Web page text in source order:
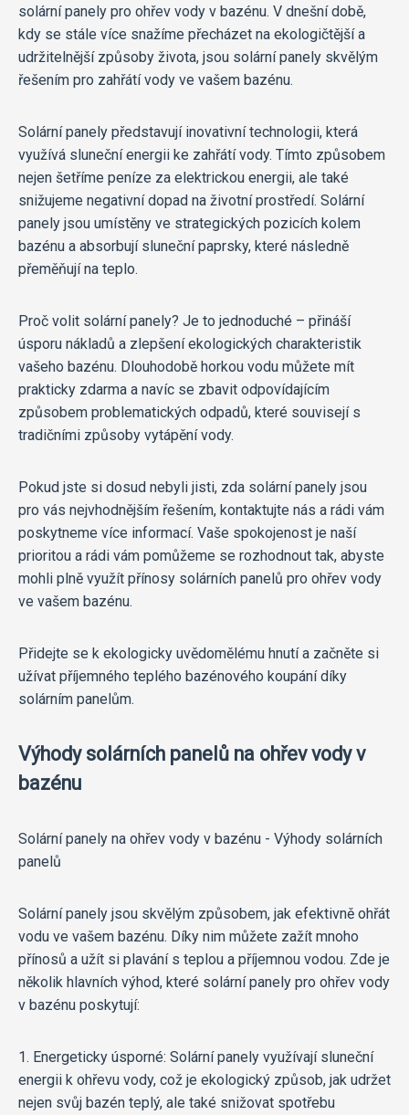
solární panely pro ohřev vody v bazénu. V dnešní době,
kdy se stále více snažíme přecházet na ekologičtější a
udržitelnější způsoby života, jsou solární panely skvělým
řešením pro zahřátí vody ve vašem bazénu.
Solární panely představují inovativní technologii, která
využívá sluneční energii ke zahřátí vody. Tímto způsobem
nejen šetříme peníze za elektrickou energii, ale také
snižujeme negativní dopad na životní prostředí. Solární
panely jsou umístěny ve strategických pozicích kolem
bazénu a absorbují sluneční paprsky, které následně
přeměňují na teplo.
Proč volit solární panely? Je to jednoduché – přináší
úsporu nákladů a zlepšení ekologických charakteristik
vašeho bazénu. Dlouhodobě horkou vodu můžete mít
prakticky zdarma a navíc se zbavit odpovídajícím
způsobem problematických odpadů, které souvisejí s
tradičními způsoby vytápění vody.
Pokud jste si dosud nebyli jisti, zda solární panely jsou
pro vás nejvhodnějším řešením, kontaktujte nás a rádi vám
poskytneme více informací. Vaše spokojenost je naší
prioritou a rádi vám pomůžeme se rozhodnout tak, abyste
mohli plně využít přínosy solárních panelů pro ohřev vody
ve vašem bazénu.
Přidejte se k ekologicky uvědomělému hnutí a začněte si
užívat příjemného teplého bazénového koupání díky
solárním panelům.
Výhody solárních panelů na ohřev vody v
bazénu
Solární panely na ohřev vody v bazénu - Výhody solárních
panelů
Solární panely jsou skvělým způsobem, jak efektivně ohřát
vodu ve vašem bazénu. Díky nim můžete zažít mnoho
přínosů a užít si plavání s teplou a příjemnou vodou. Zde je
několik hlavních výhod, které solární panely pro ohřev vody
v bazénu poskytují:
1. Energeticky úsporné: Solární panely využívají sluneční
energii k ohřevu vody, což je ekologický způsob, jak udržet
nejen svůj bazén teplý, ale také snižovat spotřebu